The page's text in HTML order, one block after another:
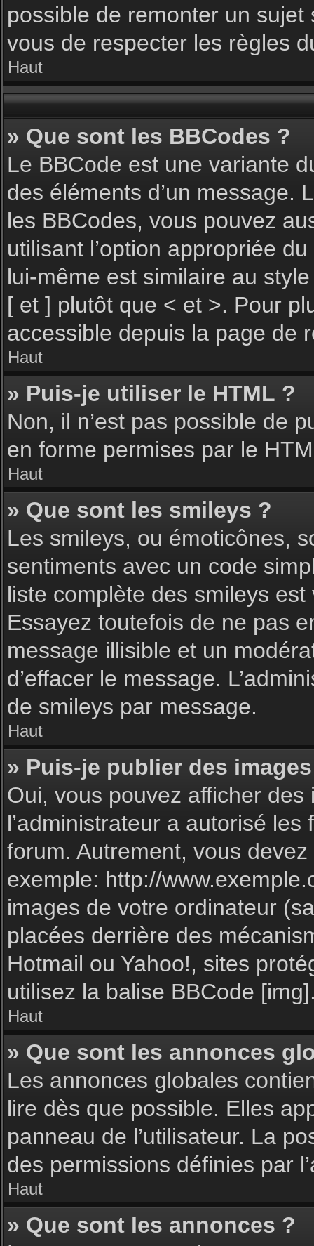
possible de remonter un
vous de respecter les règles
Haut
» Que sont les BBCodes ?
Le BBCode est une variante
des éléments d’un message.
les BBCodes, vous pouvez
utilisant l’option appropriée
lui-même est similaire au
[ et ] plutôt que < et >. Pour
accessible depuis la page de
Haut
» Puis-je utiliser le HTML ?
Non, il n’est pas possible de
en forme permises par le
Haut
» Que sont les smileys ?
Les smileys, ou émoticônes,
sentiments avec un code
liste complète des smileys
Essayez toutefois de ne pas
message illisible et un
d’effacer le message.
de smileys par message.
Haut
» Puis-je publier des
Oui, vous pouvez afficher
l’administrateur a autorisé
forum. Autrement, vous
exemple: http://
images de votre ordinateur
placées derrière des
Hotmail ou Yahoo!, sites
utilisez la balise BBCode
Haut
» Que sont les annonces
Les annonces globales
lire dès que possible. Elles
panneau de l’utilisateur. La
des permissions définies par
Haut
» Que sont les annonces ?